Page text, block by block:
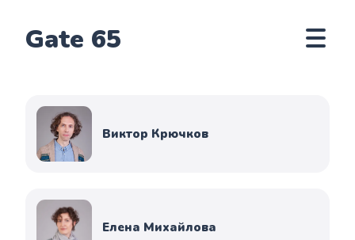
Gate 65
Виктор Крючков
Елена Михайлова